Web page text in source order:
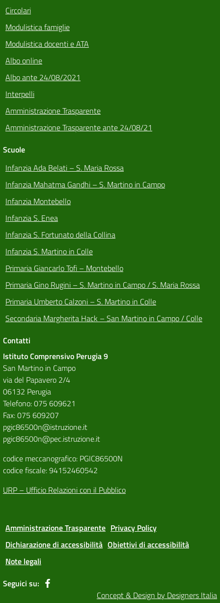
Circolari
Modulistica famiglie
Modulistica docenti e ATA
Albo online
Albo ante 24/08/2021
Interpelli
Amministrazione Trasparente
Amministrazione Trasparente ante 24/08/21
Scuole
Infanzia Ada Belati – S. Maria Rossa
Infanzia Mahatma Gandhi – S. Martino in Campo
Infanzia Montebello
Infanzia S. Enea
Infanzia S. Fortunato della Collina
Infanzia S. Martino in Colle
Primaria Giancarlo Tofi – Montebello
Primaria Gino Rugini – S. Martino in Campo / S. Maria Rossa
Primaria Umberto Calzoni – S. Martino in Colle
Secondaria Margherita Hack – San Martino in Campo / Colle
Contatti
Istituto Comprensivo Perugia 9
San Martino in Campo
via del Papavero 2/4
06132 Perugia
Telefono: 075 609621
Fax: 075 609207
pgic86500n@istruzione.it
pgic86500n@pec.istruzione.it
codice meccanografico: PGIC86500N
codice fiscale: 94152460542
URP – Ufficio Relazioni con il Pubblico
Amministrazione Trasparente Privacy Policy
Dichiarazione di accessibilità Obiettivi di accessibilità
Note legali
Seguici su:
Concept & Design by Designers Italia